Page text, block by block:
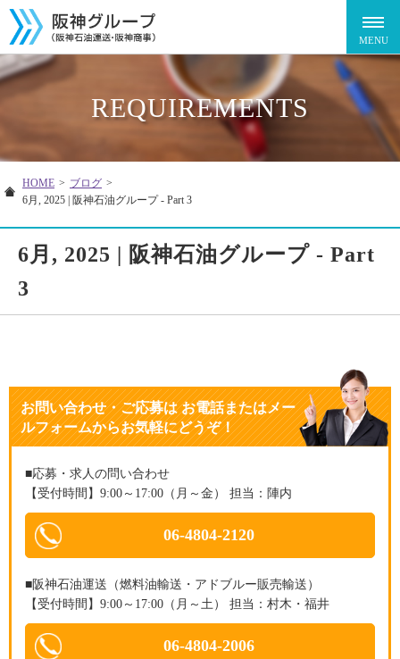
REQUIREMENTS
HOME > ブログ >
6月, 2025 | 阪神石油グループ - Part 3
6月, 2025 | 阪神石油グループ - Part
3
お問い合わせ・ご応募はお電話またはメー
ルフォームからお気軽にどうぞ！
■応募・求人の問い合わせ
【受付時間】9:00～17:00（月～金） 担当：陣内
06-4804-2120
■阪神石油運送（燃料油輸送・アドブルー販売輸送）
【受付時間】9:00～17:00（月～土） 担当：村木・福井
06-4804-2006